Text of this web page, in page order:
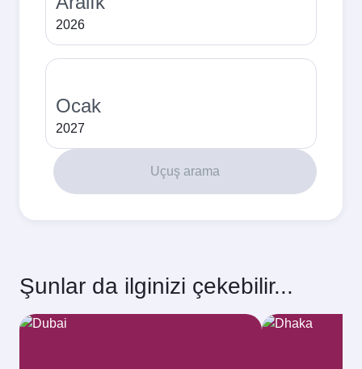
2026
Ocak
2027
Uçuş arama
Şunlar da ilginizi çekebilir...